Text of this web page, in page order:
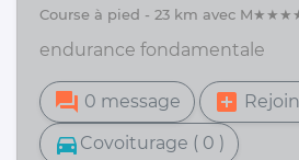
course à pied - 23 km avec
endurance fondamentale
forum 0 message add_box
directions_car Covoiturage ( 0 )